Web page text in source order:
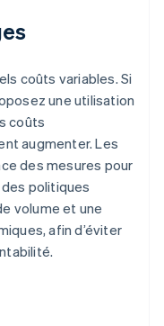
coûts variables. Si
une utilisation
coûts
augmenter. Les
des mesures pour
politiques
volume et une
afin d’éviter